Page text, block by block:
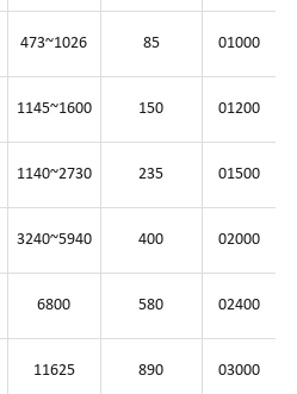
473~1026 85 01000
1145~1600 150 01200
1140~2730 235 01500
3240~5940 400 02000
6800 580 02400
11625 890 03000